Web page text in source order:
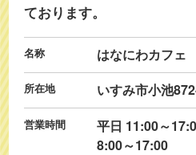
ております。
名称 はなにわカフェ
所在地 いすみ市小池
営業時間
平日 11:00～
8:00～17:00